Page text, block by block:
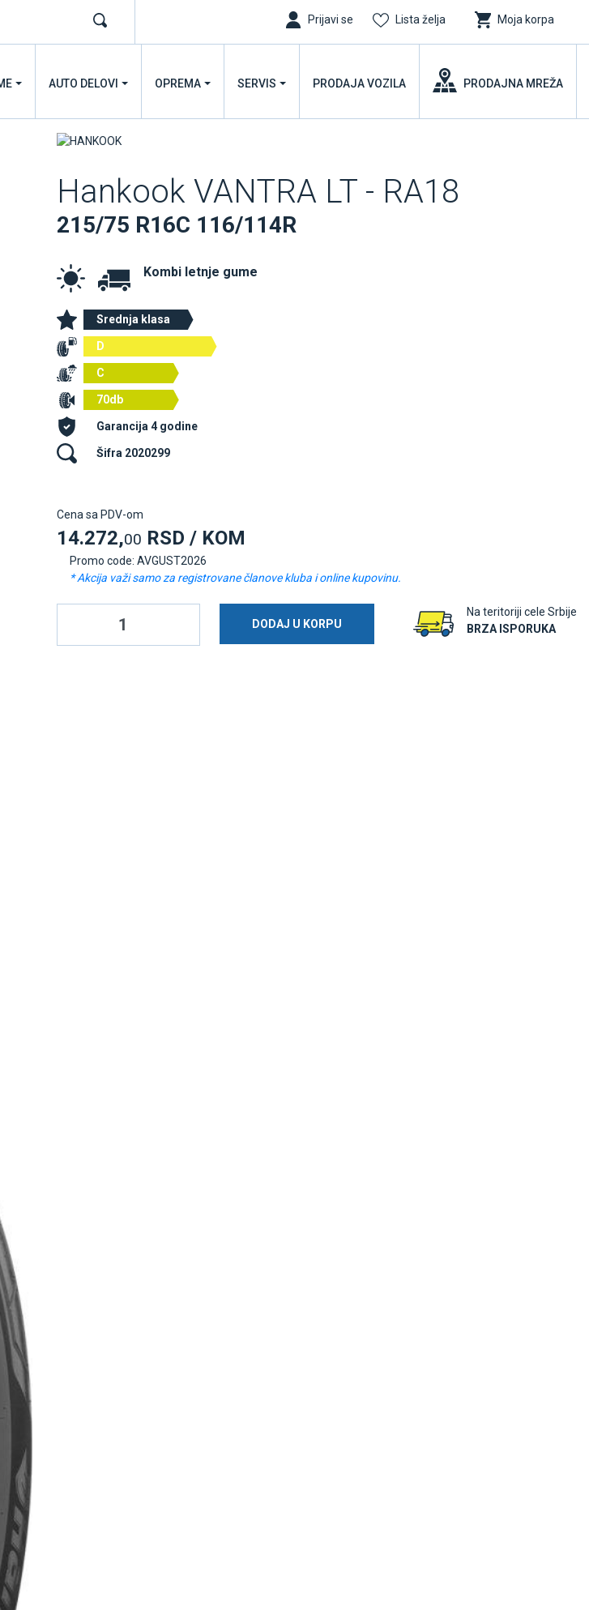
Prijavi se Lista želja Moja korpa
AUTO DELOVI OPREMA SERVIS PRODAJA VOZILA PRODAJNA MREŽA
Hankook VANTRA LT - RA18
215/75 R16C 116/114R
Kombi letnje gume
Srednja klasa
D
C
70db
Garancija 4 godine
Šifra 2020299
Cena sa PDV-om
14.272,00 RSD / KOM
Promo code: AVGUST2026
* Akcija važi samo za registrovane članove kluba i online kupovinu.
DODAJ U KORPU
Na teritoriji cele Srbije
BRZA ISPORUKA